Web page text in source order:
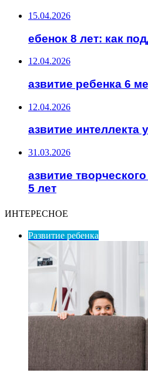
15.04.2026
ебенок 8 лет: как
12.04.2026
азвитие ребенка 6
12.04.2026
азвитие интеллекта
31.03.2026
азвитие
5 лет
ИНТЕРЕСНОЕ
Развитие ребенка